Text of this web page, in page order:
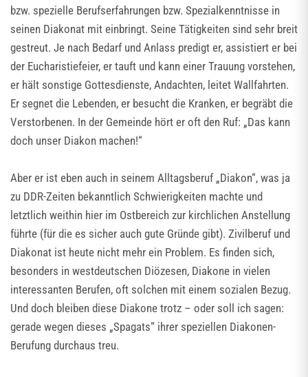
bzw. spezielle Berufserfahrungen bzw. Spezialkenntnisse in
seinen Diakonat mit einbringt. Seine Tätigkeiten sind sehr breit
gestreut. Je nach Bedarf und Anlass predigt er, assistiert er bei
der Eucharistiefeier, er tauft und kann einer Trauung vorstehen,
er hält sonstige Gottesdienste, Andachten, leitet Wallfahrten.
Er segnet die Lebenden, er besucht die Kranken, er begräbt die
Verstorbenen. In der Gemeinde hört er oft den Ruf: „Das kann
doch unser Diakon machen!“
Aber er ist eben auch in seinem Alltagsberuf „Diakon“, was ja
zu DDR-Zeiten bekanntlich Schwierigkeiten machte und
letztlich weithin hier im Ostbereich zur kirchlichen Anstellung
führte (für die es sicher auch gute Gründe gibt). Zivilberuf und
Diakonat ist heute nicht mehr ein Problem. Es finden sich,
besonders in westdeutschen Diözesen, Diakone in vielen
interessanten Berufen, oft solchen mit einem sozialen Bezug.
Und doch bleiben diese Diakone trotz – oder soll ich sagen:
gerade wegen dieses „Spagats“ ihrer speziellen Diakonen-
Berufung durchaus treu.